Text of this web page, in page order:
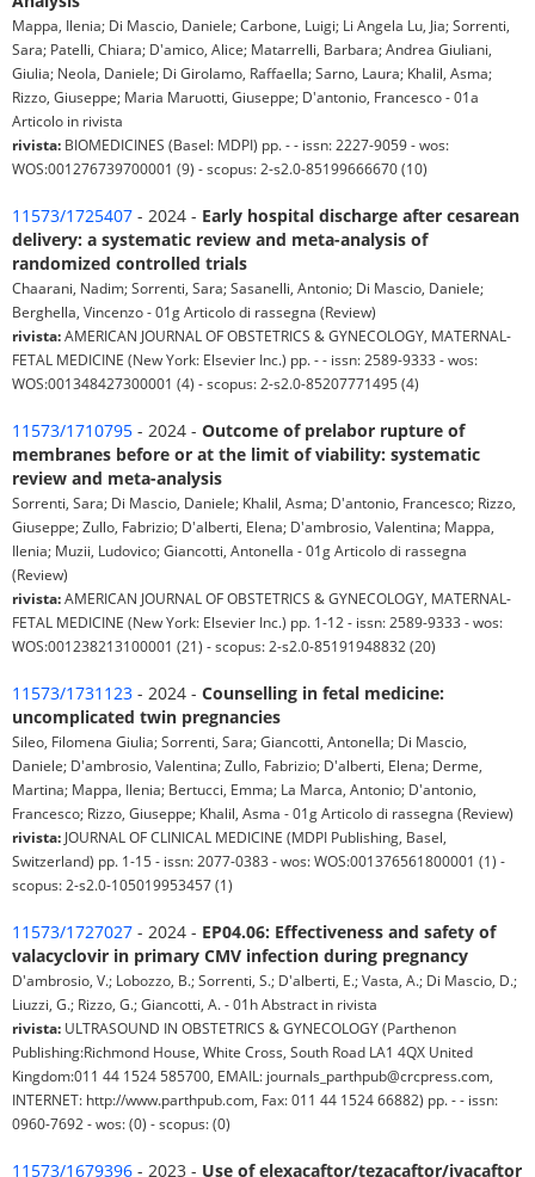
Mappa, Ilenia; Di Mascio, Daniele; Carbone, Luigi; Li Angela Lu, Jia; Sorrenti,
Sara; Patelli, Chiara; D'amico, Alice; Matarrelli, Barbara; Andrea Giuliani,
Giulia; Neola, Daniele; Di Girolamo, Raffaella; Sarno, Laura; Khalil, Asma;
Rizzo, Giuseppe; Maria Maruotti, Giuseppe; D'antonio, Francesco - 01a
Articolo in rivista
rivista: BIOMEDICINES (Basel: MDPI) pp. - - issn: 2227-9059 - wos:
WOS:001276739700001 (9) - scopus: 2-s2.0-85199666670 (10)
11573/1725407 - 2024 - Early hospital discharge after cesarean
delivery: a systematic review and meta-analysis of
randomized controlled trials
Chaarani, Nadim; Sorrenti, Sara; Sasanelli, Antonio; Di Mascio, Daniele;
Berghella, Vincenzo - 01g Articolo di rassegna (Review)
rivista:AMERICAN JOURNAL OF OBSTETRICS & GYNECOLOGY, MATERNAL-
FETAL MEDICINE (New York: Elsevier Inc.) pp. - - issn: 2589-9333 - wos:
WOS:001348427300001 (4) - scopus: 2-s2.0-85207771495 (4)
11573/1710795 - 2024 - Outcome of prelabor rupture of
membranes before or at the limit of viability: systematic
review and meta-analysis
Sorrenti, Sara; Di Mascio, Daniele; Khalil, Asma; D'antonio, Francesco; Rizzo,
Giuseppe; Zullo, Fabrizio; D'alberti, Elena; D'ambrosio, Valentina; Mappa,
Ilenia; Muzii, Ludovico; Giancotti, Antonella - 01g Articolo di rassegna
(Review)
rivista:AMERICAN JOURNAL OF OBSTETRICS & GYNECOLOGY, MATERNAL-
FETAL MEDICINE (New York: Elsevier Inc.) pp. 1-12 - issn: 2589-9333 - wos:
WOS:001238213100001 (21) - scopus: 2-s2.0-85191948832 (20)
11573/1731123 - 2024 - Counselling in fetal medicine:
uncomplicated twin pregnancies
Sileo, Filomena Giulia; Sorrenti, Sara; Giancotti, Antonella; Di Mascio,
Daniele; D'ambrosio, Valentina; Zullo, Fabrizio; D'alberti, Elena; Derme,
Martina; Mappa, Ilenia; Bertucci, Emma; La Marca, Antonio; D'antonio,
Francesco; Rizzo, Giuseppe; Khalil, Asma - 01g Articolo di rassegna (Review)
rivista: JOURNAL OF CLINICAL MEDICINE (MDPI Publishing, Basel,
Switzerland) pp. 1-15 - issn: 2077-0383 - wos: WOS:001376561800001 (1) -
scopus: 2-s2.0-105019953457 (1)
11573/1727027 - 2024 - EP04.06: Effectiveness and safety of
valacyclovir in primary CMV infection during pregnancy
D'ambrosio, V.; Lobozzo, B.; Sorrenti, S.; D'alberti, E.; Vasta, A.; Di Mascio, D.;
Liuzzi, G.; Rizzo, G.; Giancotti, A. - 01h Abstract in rivista
rivista: ULTRASOUND IN OBSTETRICS & GYNECOLOGY (Parthenon
Publishing:Richmond House, White Cross, South Road LA1 4QX United
Kingdom:011 44 1524 585700, EMAIL: journals_parthpub@crcpress.com,
INTERNET: http://www.parthpub.com, Fax: 011 44 1524 66882) pp. - - issn:
0960-7692 - wos: (0) - scopus: (0)
11573/1679396 - 2023 - Use of elexacaftor/tezacaftor/ivacaftor